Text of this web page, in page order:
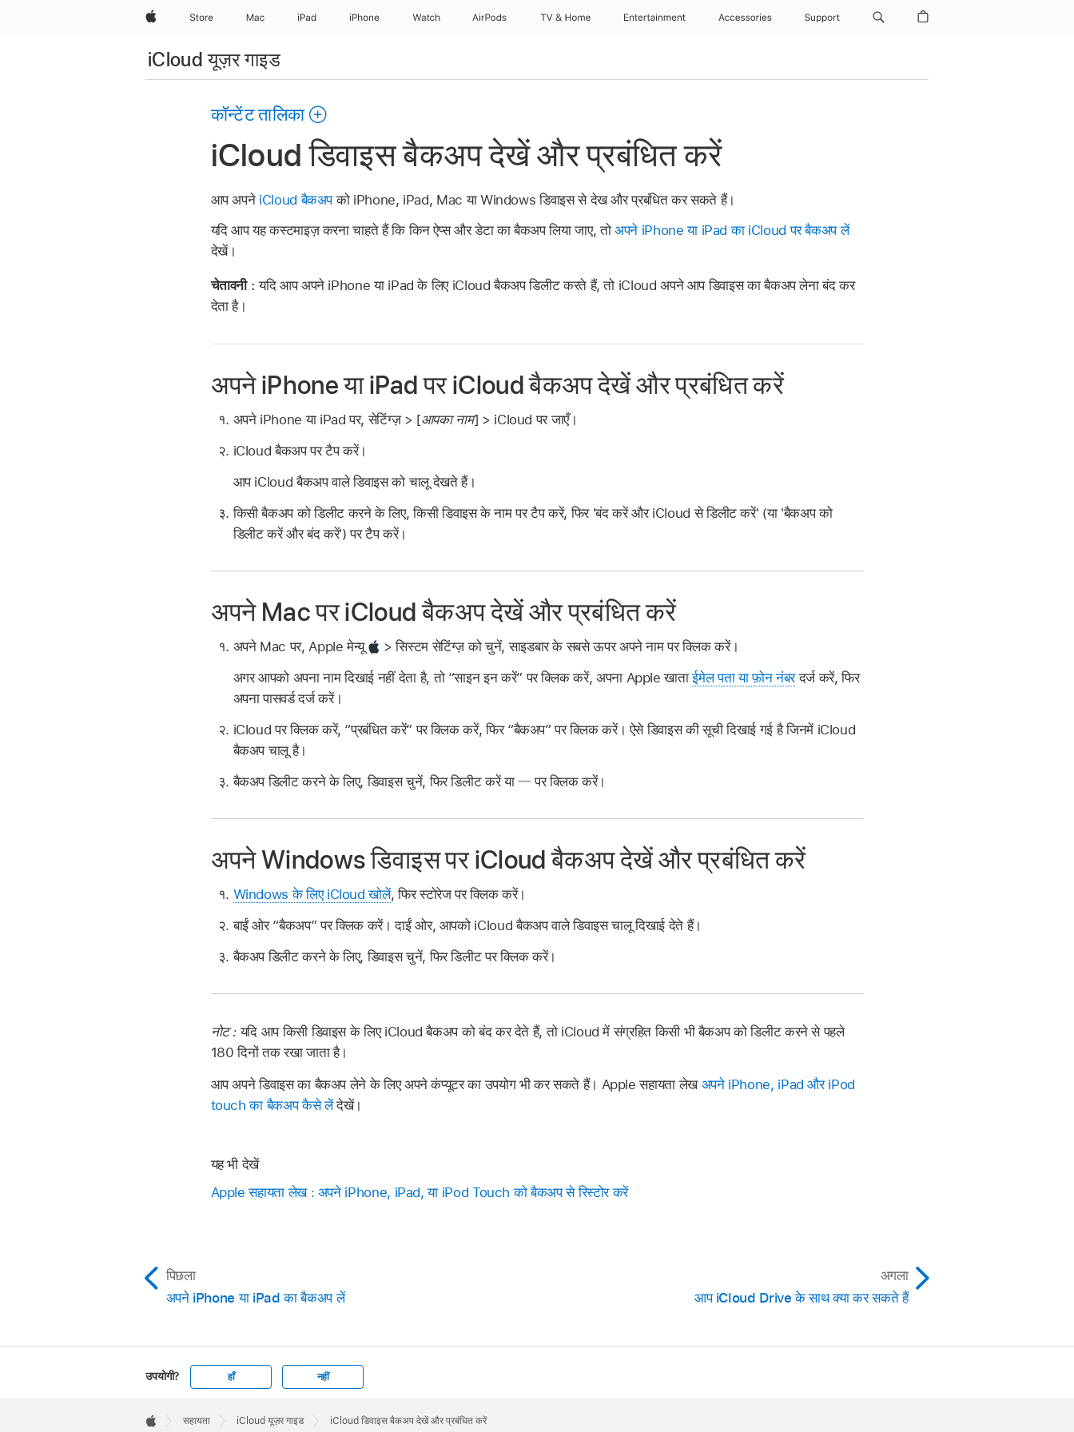
AppleStore Mac iPad iPhone Watch AirPods TV & Home Entertainment Accessories Support
iCloud यूज़र गाइड
कॉन्टेंट तालिका
iCloud डिवाइस बैकअप देखें और प्रबंधित करें
आप अपने iCloud बैकअपको iPhone, iPad, Mac या Windows डिवाइस से देख और प्रबंधित कर सकते हैं।
यदि आप यह कस्टमाइज़ करना चाहते हैं कि किन ऐप्स और डेटा का बैकअप लिया जाए, तोअपने iPhone या iPad का iCloud पर बैकअप लें
देखें।
चेतावनी :यदि आप अपने iPhone या iPad के लिए iCloud बैकअप डिलीट करते हैं, तो iCloud अपने आप डिवाइस का बैकअप लेना बंद कर
देता है।
अपने iPhone या iPad पर iCloud बैकअप देखें और प्रबंधित करें
अपने iPhone या iPad पर, सेटिंग्ज़ > [आपका नाम] > iCloud पर जाएँ।
iCloud बैकअप पर टैप करें।
आप iCloud बैकअप वाले डिवाइस को चालू देखते हैं।
किसी बैकअप को डिलीट करने के लिए, किसी डिवाइस के नाम पर टैप करें, फिर 'बंद करें और iCloud से डिलीट करें' (या 'बैकअप को
डिलीट करें और बंद करें') पर टैप करें।
अपने Mac पर iCloud बैकअप देखें और प्रबंधित करें
अपने Mac पर, Apple मेन्यू
> सिस्टम सेटिंग्ज़ को चुनें, साइडबार के सबसे ऊपर अपने नाम पर क्लिक करें।
अगर आपको अपना नाम दिखाई नहीं देता है, तो “साइन इन करें” पर क्लिक करें, अपना Apple खाताईमेल पता या फ़ोन नंबरदर्ज करें, फिर
अपना पासवर्ड दर्ज करें।
iCloud पर क्लिक करें, “प्रबंधित करें” पर क्लिक करें, फिर “बैकअप” पर क्लिक करें। ऐसे डिवाइस की सूची दिखाई गई है जिनमें iCloud
बैकअप चालू है।
बैकअप डिलीट करने के लिए, डिवाइस चुनें, फिर डिलीट करें या
पर क्लिक करें।
अपने Windows डिवाइस पर iCloud बैकअप देखें और प्रबंधित करें
Windows के लिए iCloud खोलें, फिर स्टोरेज पर क्लिक करें।
बाईं ओर “बैकअप” पर क्लिक करें। दाईं ओर, आपको iCloud बैकअप वाले डिवाइस चालू दिखाई देते हैं।
बैकअप डिलीट करने के लिए, डिवाइस चुनें, फिर डिलीट पर क्लिक करें।
नोट :यदि आप किसी डिवाइस के लिए iCloud बैकअप को बंद कर देते हैं, तो iCloud में संग्रहित किसी भी बैकअप को डिलीट करने से पहले
180 दिनों तक रखा जाता है।
आप अपने डिवाइस का बैकअप लेने के लिए अपने कंप्यूटर का उपयोग भी कर सकते हैं। Apple सहायता लेख अपने iPhone, iPad और iPod
touch का बैकअप कैसे लेंदेखें।
यह भी देखें
Apple सहायता लेख : अपने iPhone, iPad, या iPod Touch को बैकअप से रिस्टोर करें
पिछला
अपने iPhone या iPad का बैकअप लें
अगला
आप iCloud Drive के साथ क्या कर सकते हैं
उपयोगी? हाँ नहीं
Footer

सहायता iCloud यूज़र गाइड iCloud डिवाइस बैकअप देखें और प्रबंधित करें